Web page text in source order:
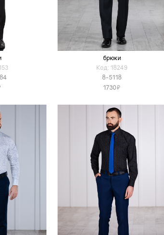
брюки
Код: 18249
8-5118
1730Я